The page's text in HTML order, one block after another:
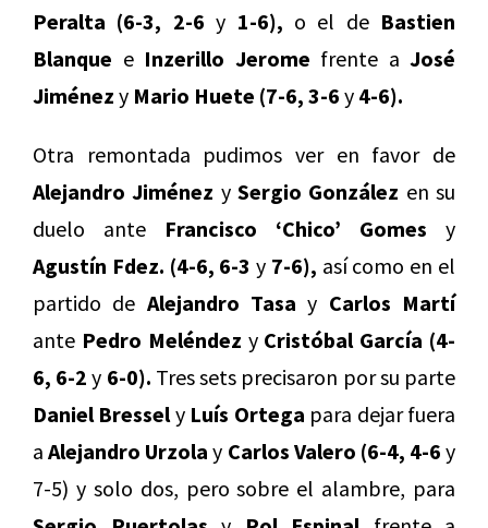
Peralta (6-3, 2-6 y 1-6), o el de Bastien
Blanque e Inzerillo Jerome frente a José
Jiménez y Mario Huete (7-6, 3-6 y 4-6).
Otra remontada pudimos ver en favor de
Alejandro Jiménez ySergio González en su
duelo ante Francisco ‘Chico’ Gomes y
Agustín Fdez. (4-6, 6-3 y 7-6), así como en el
partido de Alejandro Tasa y Carlos Martí
ante Pedro Meléndez y Cristóbal García (4-
6, 6-2 y 6-0). Tres sets precisaron por su parte
Daniel Bressely Luís Ortega para dejar fuera
aAlejandro Urzola y Carlos Valero (6-4, 4-6 y
7-5) y solo dos, pero sobre el alambre, para